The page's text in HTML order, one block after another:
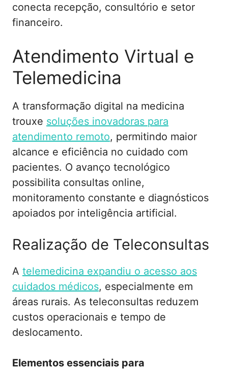
conecta recepção, consultório e setor
financeiro.
Atendimento Virtual e
Telemedicina
A transformação digital na medicina
trouxe soluções inovadoras para
atendimento remoto, permitindo maior
alcance e eficiência no cuidado com
pacientes. O avanço tecnológico
possibilita consultas online,
monitoramento constante e diagnósticos
apoiados por inteligência artificial.
Realização de Teleconsultas
A telemedicina expandiu o acesso aos
cuidados médicos, especialmente em
áreas rurais. As teleconsultas reduzem
custos operacionais e tempo de
deslocamento.
Elementos essenciais para